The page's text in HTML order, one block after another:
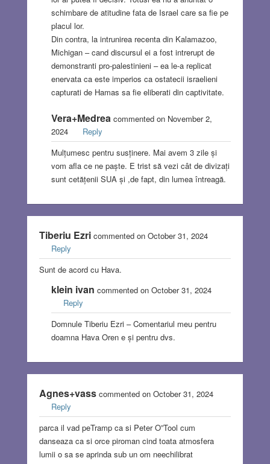
schimbare de atitudine fata de Israel care sa fie pe
placul lor.
Din contra, la intrunirea recenta din Kalamazoo,
Michigan – cand discursul ei a fost intrerupt de
demonstranti pro-palestinieni – ea le-a replicat
enervata ca este imperios ca ostatecii israelieni
capturati de Hamas sa fie eliberati din captivitate.
Vera+Medreacommented on November 2,
2024
Reply
Mulțumesc pentru susținere. Mai avem 3 zile și
vom afla ce ne paște. E trist să vezi cât de divizați
sunt cetățenii SUA și ,de fapt, din lumea întreagă.
Tiberiu Ezricommented on October 31, 2024
Reply
Sunt de acord cu Hava.
klein ivan commented on October 31, 2024
Reply
Domnule Tiberiu Ezri – Comentariul meu pentru
doamna Hava Oren e și pentru dvs.
Agnes+vasscommented on October 31, 2024
Reply
parca il vad peTramp ca si Peter O”Tool cum
danseaza ca si orce piroman cind toata atmosfera
lumii o sa se aprinda sub un om neechilibrat